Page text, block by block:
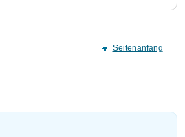
Seitenanfang